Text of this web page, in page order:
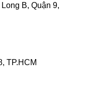
B, Quận 9,
TP.HCM